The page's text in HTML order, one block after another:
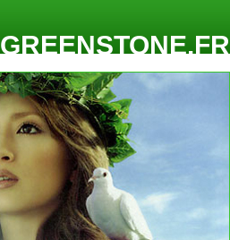
GREENSTONE.FR